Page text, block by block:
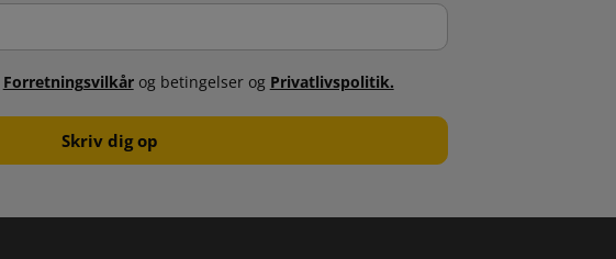
Forretningsvilkårog betingelser og Privatlivspolitik.